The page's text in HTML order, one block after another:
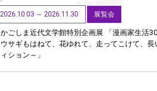
2026.10.03 ～ 2026.11.30 展覧会
かごしま近代文学館特別企画展 「漫画家生
ウサギもはねて、花ゆれて、走ってこけて、
ィション～」